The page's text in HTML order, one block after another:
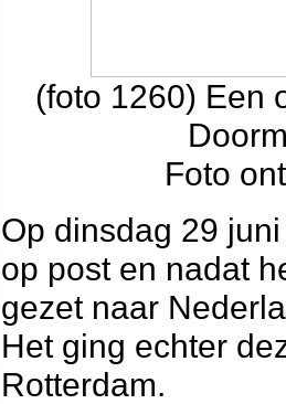
(foto 1260) Een
Foto
Op dinsdag 29
op post en nadat
gezet naar
Het ging echter
Rotterdam.